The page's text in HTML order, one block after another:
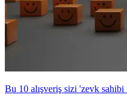
Bu 10 alışveriş sizi 'zevk sahibi